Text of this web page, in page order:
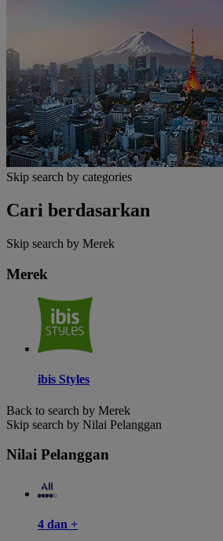
Skip search by categories
Cari berdasarkan
Skip search by Merek
Merek
ibis Styles
Back to search by Merek
Skip search by Nilai Pelanggan
Nilai Pelanggan
4 dan +